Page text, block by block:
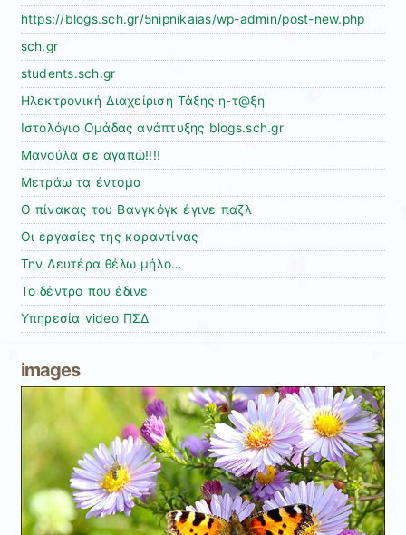
https://blogs.sch.gr/5nipnikaias/wp-admin/post-new.php
sch.gr
students.sch.gr
Ηλεκτρονική Διαχείριση Τάξης η-τ@ξη
Ιστολόγιο Ομάδας ανάπτυξης blogs.sch.gr
Μανούλα σε αγαπώ!!!!
Μετράω τα έντομα
Ο πίνακας του Βανγκόγκ έγινε παζλ
Οι εργασίες της καραντίνας
Την Δευτέρα θέλω μήλο…
Το δέντρο που έδινε
Υπηρεσία video ΠΣΔ
images